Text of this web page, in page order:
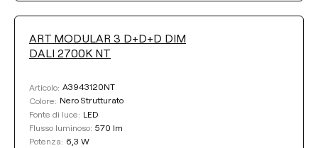
ART MODULAR 3 D+D+D DIM
DALI 2700K NT
Articolo: A3943120NT
Colore: Nero Strutturato
Fonte di luce: LED
Flusso luminoso: 570 lm
Potenza: 6,3 W